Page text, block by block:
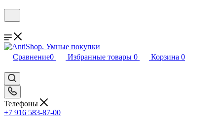
Сравнение0 Избранные товары 0 Корзина 0
Телефоны
+7 916 583-87-00